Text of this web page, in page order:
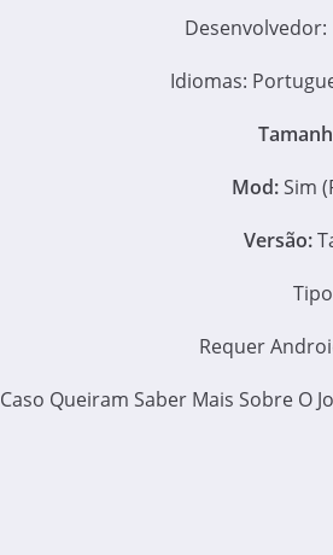
Idiomas:
Mod:Sim
Versão:
Requer
Caso Queiram Saber Mais Sobre O